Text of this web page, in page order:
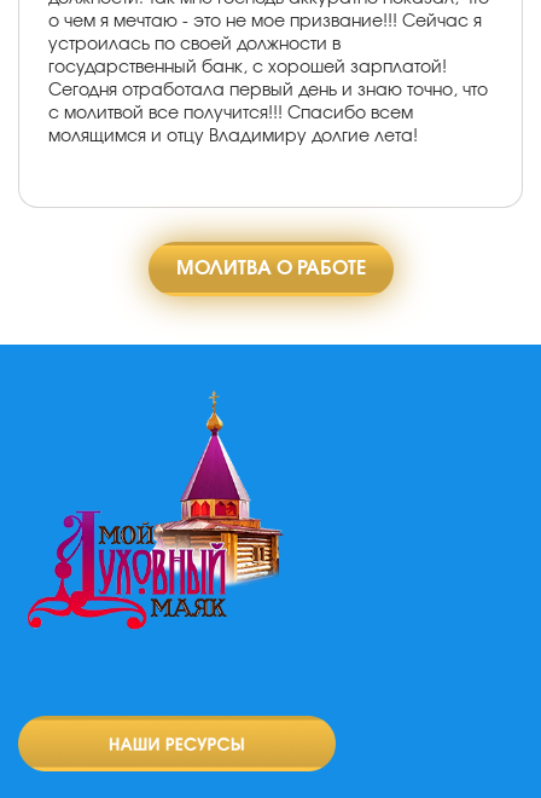
о чем я мечтаю - это не мое призвание!!! Сейчас я
устроилась по своей должности в
государственный банк, с хорошей зарплатой!
Сегодня отработала первый день и знаю точно, что
с молитвой все получится!!! Спасибо всем
молящимся и отцу Владимиру долгие лета!
МОЛИТВА О РАБОТЕ